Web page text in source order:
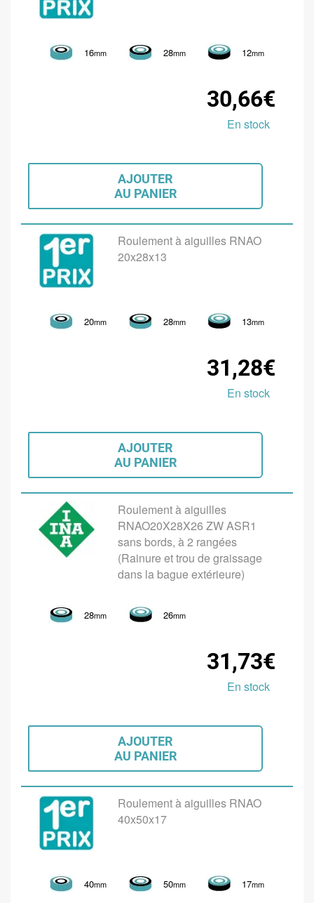
16mm 28mm 12mm
30,66€
En stock
AJOUTER
AU PANIER
Roulement à aiguilles RNAO
20x28x13
20mm 28mm 13mm
31,28€
En stock
AJOUTER
AU PANIER
Roulement à aiguilles
RNAO20X28X26 ZW ASR1
sans bords, à 2 rangées
(Rainure et trou de graissage
dans la bague extérieure)
28mm 26mm
31,73€
En stock
AJOUTER
AU PANIER
Roulement à aiguilles RNAO
40x50x17
40mm 50mm 17mm